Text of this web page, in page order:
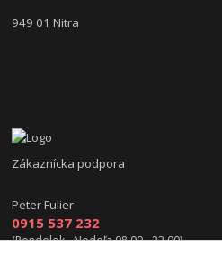
949 01 Nitra
Zákaznícka podpora
Peter Fulier
0915 537 232
(Pondelok - Nedeľa 08.00 - 22.00)